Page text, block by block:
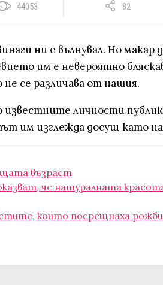
44053 82
ни е вълнувал. Но макар
им е невероятно
се различава от нашия.
личности
им изглежда досущ като
възраст
че натуралната
които посрещнаха рожби